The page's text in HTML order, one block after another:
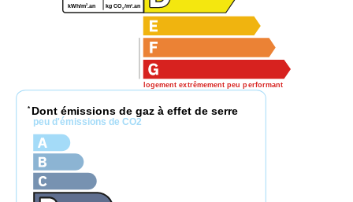
logement extrêmement peu performant
kWh/m2.an kg CO2 /m2 .an
* Dont émissions de gaz à effet de serre
peu d'émissions de CO2